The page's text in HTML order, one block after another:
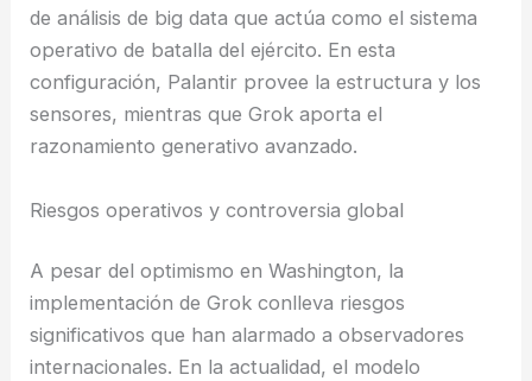
de análisis de big data que actúa como el sistema
operativo de batalla del ejército. En esta
configuración, Palantir provee la estructura y los
sensores, mientras que Grok aporta el
razonamiento generativo avanzado.
Riesgos operativos y controversia global
A pesar del optimismo en Washington, la
implementación de Grok conlleva riesgos
significativos que han alarmado a observadores
internacionales. En la actualidad, el modelo